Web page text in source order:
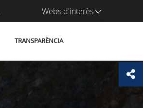
Webs d'interès
TRANSPARÈNCIA